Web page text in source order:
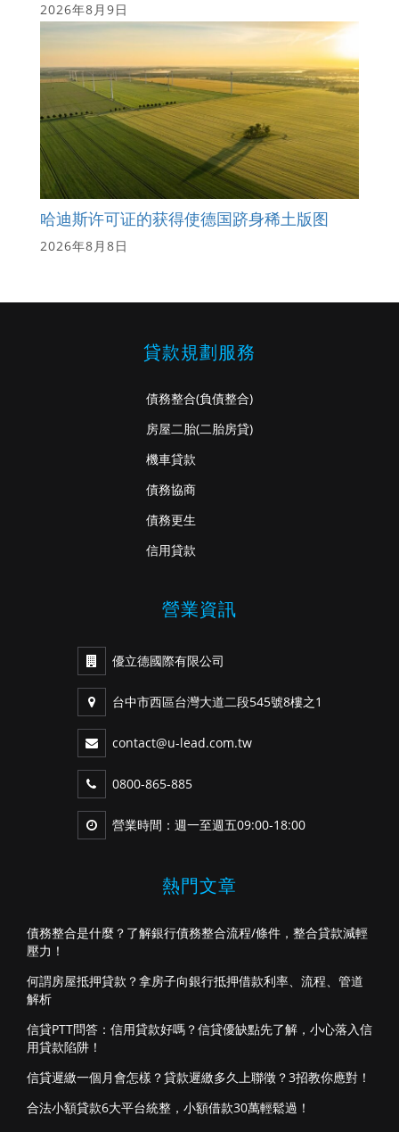
2026年8月9日
哈迪斯许可证的获得使德国跻身稀土版图
2026年8月8日
貸款規劃服務
債務整合(負債整合)
房屋二胎(二胎房貸)
機車貸款
債務協商
債務更生
信用貸款
營業資訊
優立德國際有限公司
台中市西區台灣大道二段545號8樓之1
contact@u-lead.com.tw
0800-865-885
營業時間：週一至週五09:00-18:00
熱門文章
債務整合是什麼？了解銀行債務整合流程/條件，整合貸款減輕
壓力！
何謂房屋抵押貸款？拿房子向銀行抵押借款利率、流程、管道
解析
信貸PTT問答：信用貸款好嗎？信貸優缺點先了解，小心落入信
用貸款陷阱！
信貸遲繳一個月會怎樣？貸款遲繳多久上聯徵？3招教你應對！
合法小額貸款6大平台統整，小額借款30萬輕鬆過！